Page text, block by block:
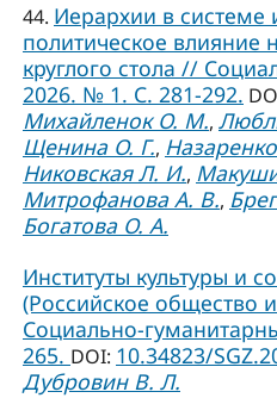
44. Иерархии в системе
политическое
круглого стола //
2026. № 1. С. 281-292.
Михайленок О. М.,
Щенина О. Г.,
Никовская Л. И.,
Митрофанова А. В.,
Богатова О. А.
Институты культуры и
(Российское общество
Социально-
265. DOI: 10.34823/
Дубровин В. Л.